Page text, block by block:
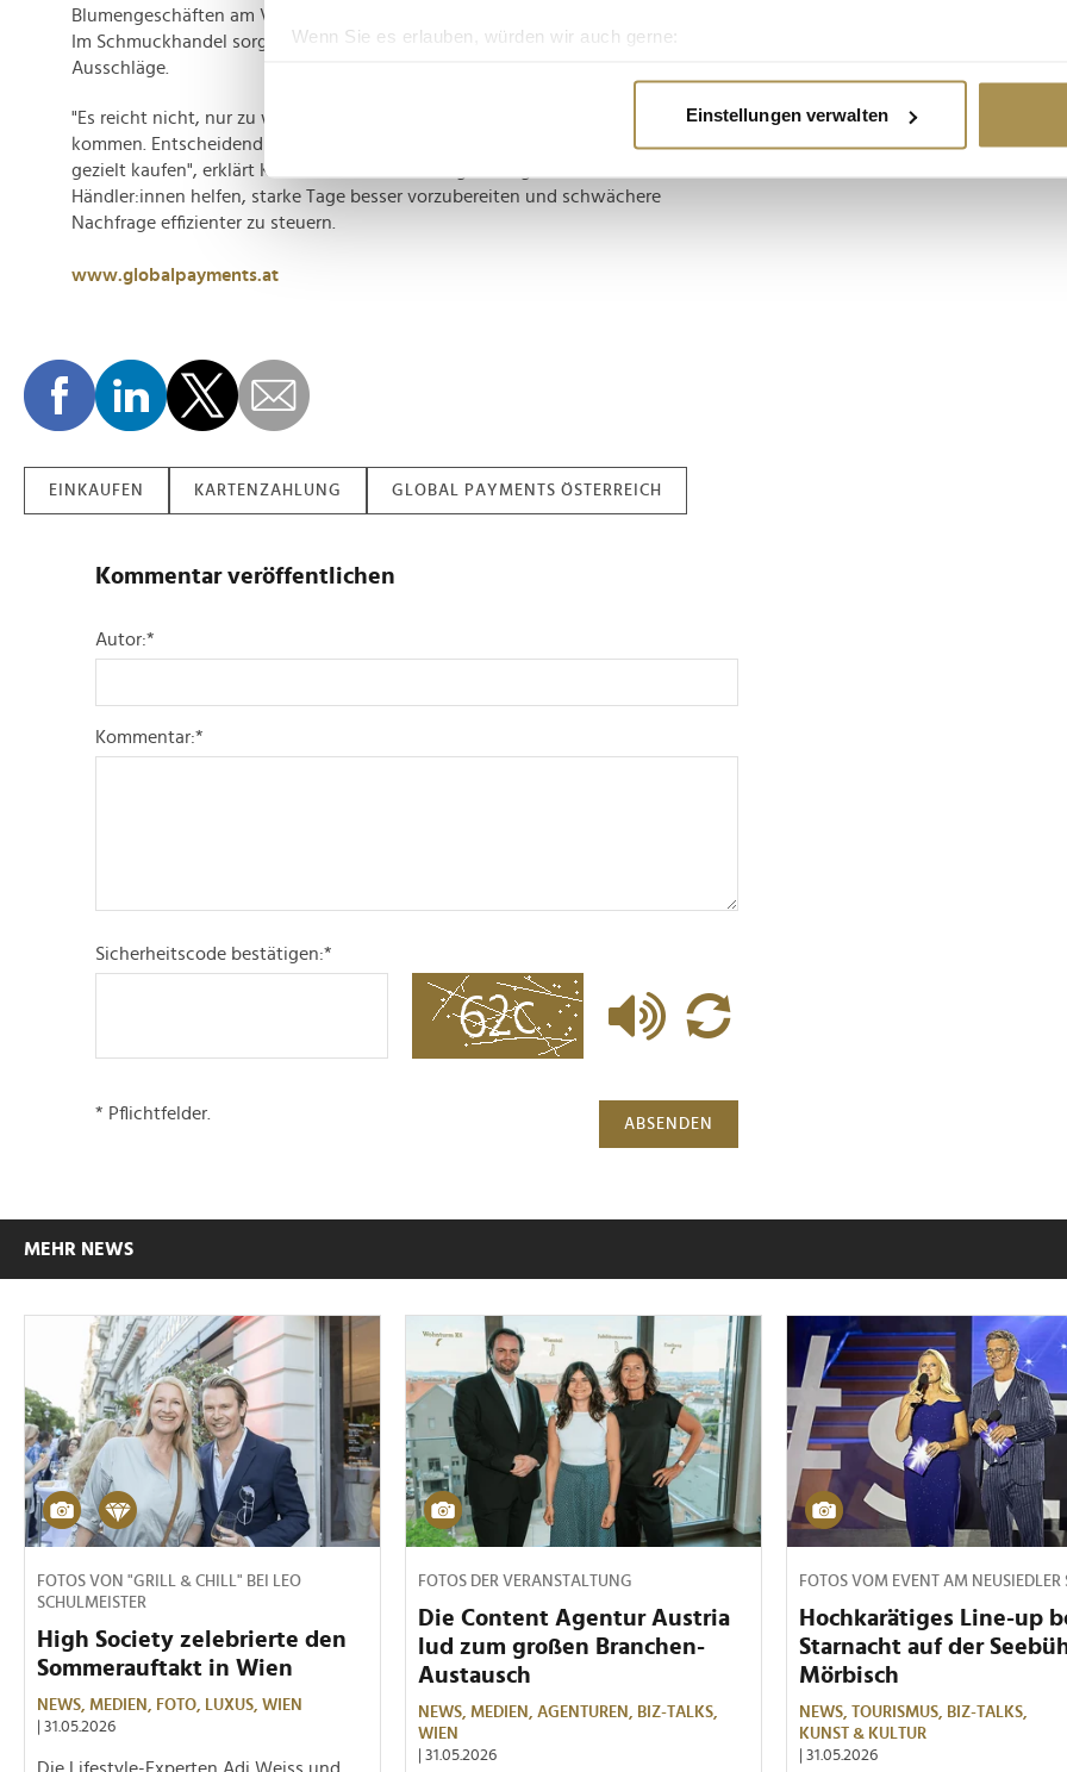
Wenn Sie es erlauben, würden wir auch gerne:
Erfahren Sie mehr darüber, wie Ihre persönlichen Daten verarbeitet werden, und legen Sie
Wir verwenden Cookies, um Inhalte und Anzeigen zu personalisieren, Funktionen für soziale
Einstellungen verwalten
Blumengeschäften am Valentinstag beim Siebenfachen eines normalen Tages.
Im Schmuckhandel sorgte das Weihnachtsgeschäft für ähnlich starke
Ausschläge.
"Es reicht nicht, nur zu wissen, wann die meisten Kundinnen und Kunden
kommen. Entscheidend ist, wann sie besonders viel ausgeben und wann sie
gezielt kaufen", erklärt Knötzl. Moderne Zahlungslösungen würden
Händler:innen helfen, starke Tage besser vorzubereiten und schwächere
Nachfrage effizienter zu steuern.
www.globalpayments.at
EINKAUFEN KARTENZAHLUNG GLOBAL PAYMENTS ÖSTERREICH
Kommentar veröffentlichen
Autor:*
Kommentar:*
Sicherheitscode bestätigen:*
ABSENDEN
* Pflichtfelder.
MEHR NEWS
FOTOS VON "GRILL & CHILL" BEI LEO
SCHULMEISTER
High Society zelebrierte den
Sommerauftakt in Wien
NEWS, MEDIEN, FOTO, LUXUS, WIEN
| 31.05.2026
Die Lifestyle-Experten Adi Weiss und
FOTOS DER VERANSTALTUNG
Die Content Agentur Austria
lud zum großen Branchen-
Austausch
NEWS, MEDIEN, AGENTUREN,
BIZ-TALKS,
WIEN
| 31.05.2026
FOTOS VOM EVENT AM NEUSIEDLER
Hochkarätiges Line-up
Starnacht auf der
Mörbisch
NEWS, TOURISMUS,
BIZ-TALKS,
KUNST & KULTUR
| 31.05.2026